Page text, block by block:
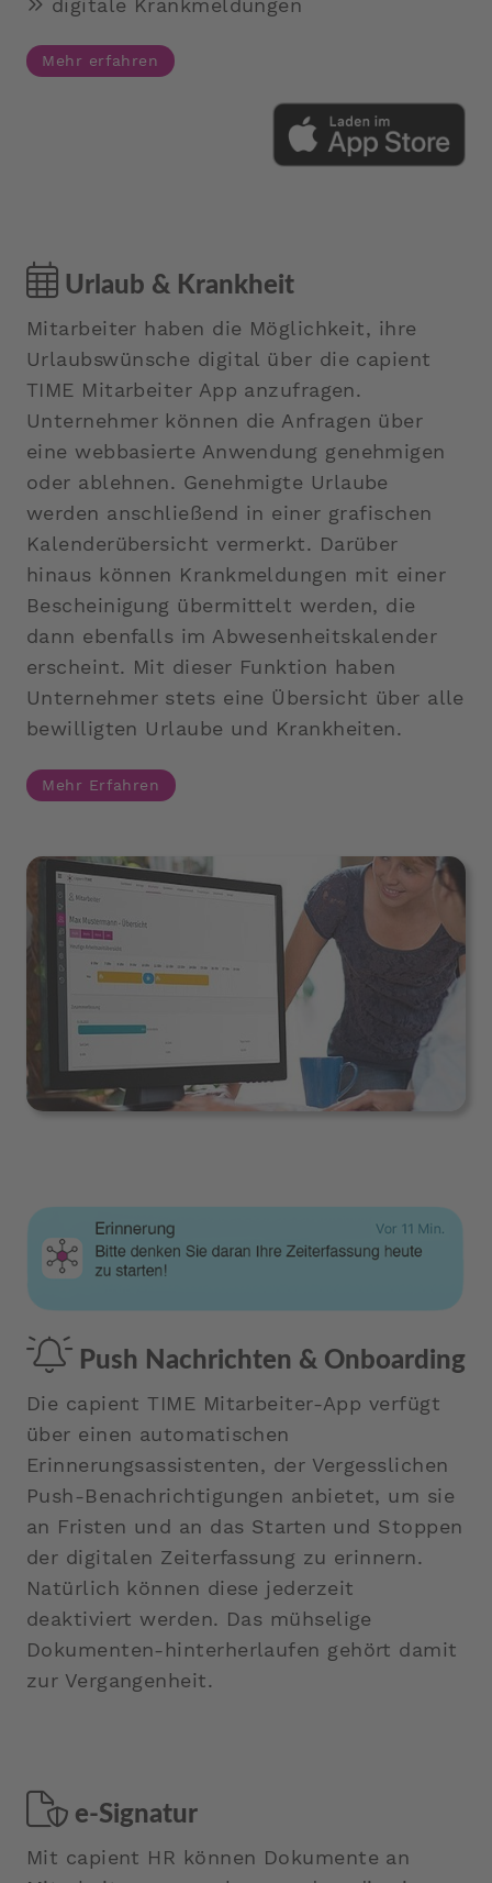
Mehr erfahren
Urlaub & Krankheit
Mitarbeiter haben die Möglichkeit, ihre
Urlaubswünsche digital über die capient
TIME Mitarbeiter App anzufragen.
Unternehmer können die Anfragen über
eine webbasierte Anwendung genehmigen
oder ablehnen. Genehmigte Urlaube
werden anschließend in einer grafischen
Kalenderübersicht vermerkt. Darüber
hinaus können Krankmeldungen mit einer
Bescheinigung übermittelt werden, die
dann ebenfalls im Abwesenheitskalender
erscheint. Mit dieser Funktion haben
Unternehmer stets eine Übersicht über alle
bewilligten Urlaube und Krankheiten.
Mehr Erfahren
Push Nachrichten & Onboarding
Die capient TIME Mitarbeiter-App verfügt
über einen automatischen
Erinnerungsassistenten, der Vergesslichen
Push-Benachrichtigungen anbietet, um sie
an Fristen und an das Starten und Stoppen
der digitalen Zeiterfassung zu erinnern.
Natürlich können diese jederzeit
deaktiviert werden. Das mühselige
Dokumenten-hinterherlaufen gehört damit
zur Vergangenheit.
e-Signatur
Mit capient HR können Dokumente an